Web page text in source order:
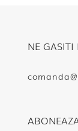
NE GASITI